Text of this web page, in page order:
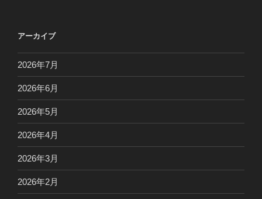
アーカイブ
2026年7月
2026年6月
2026年5月
2026年4月
2026年3月
2026年2月